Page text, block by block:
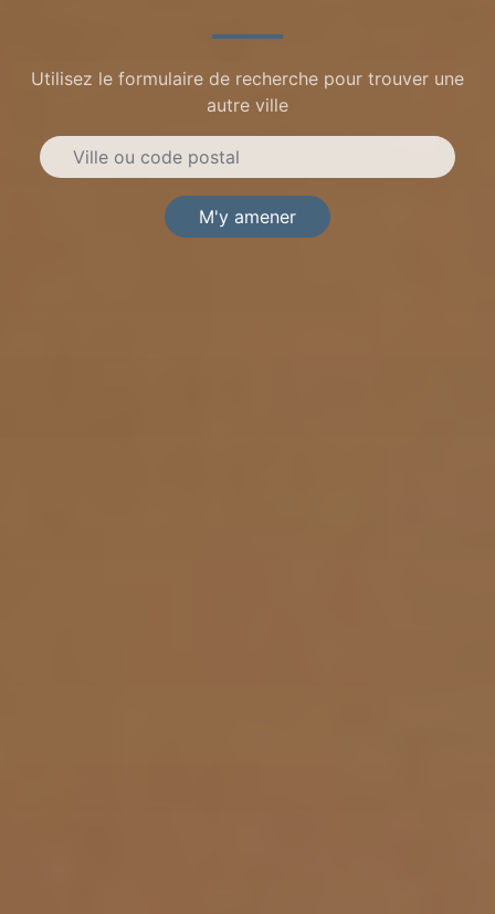
Utilisez le formulaire de recherche pour trouver une
autre ville
M'y amener